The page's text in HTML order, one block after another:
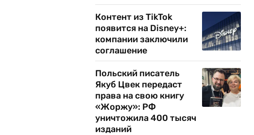
Контент из TikTok
появится на Disney+:
компании заключили
соглашение
Польский писатель
Якуб Цвек передаст
права на свою книгу
«Жоржу»: РФ
уничтожила 400 тысяч
изданий